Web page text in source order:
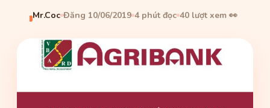
Mr.Coc Đăng 10/06/2019 4 phút đọc 40 lượt xem 👀